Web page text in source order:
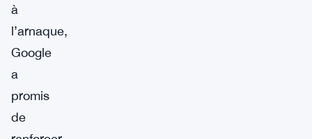
à
l’arnaque,
Google
a
promis
de